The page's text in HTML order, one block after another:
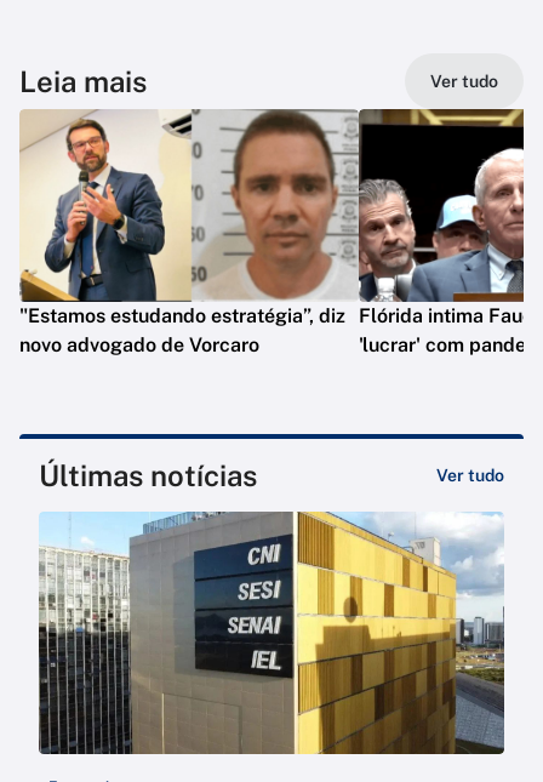
Leia mais Ver tudo
"Estamos estudando estratégia”, diz
novo advogado de Vorcaro
Flórida intima
'lucrar' com
Últimas notícias Ver tudo